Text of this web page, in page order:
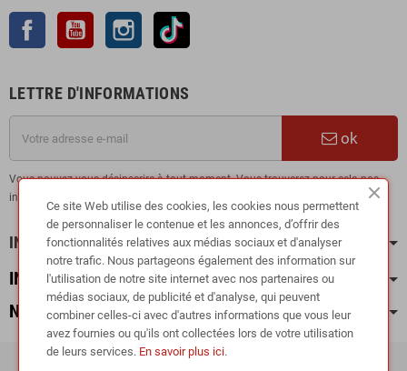
Facebook YouTube Instagram
LETTRE D'INFORMATIONS
ok
Vous pouvez vous désinscrire à tout moment. Vous trouverez pour cela nos
informations de contact dans les conditions d'utilisation du site.
INFORMATION
INFOS PRATIQUES
NOS CATÉGORIES
Ce site Web utilise des cookies, les cookies nous permettent
de personnaliser le contenue et les annonces, d’offrir des
fonctionnalités relatives aux médias sociaux et d'analyser
notre trafic. Nous partageons également des information sur
l'utilisation de notre site internet avec nos partenaires ou
médias sociaux, de publicité et d'analyse, qui peuvent
combiner celles-ci avec d'autres informations que vous leur
avez fournies ou qu'ils ont collectées lors de votre utilisation
de leurs services. En savoir plus ici.